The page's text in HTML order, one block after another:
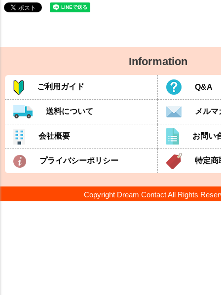
Information
ご利用ガイド Q&A
送料について メル
会社概要 お問い
プライバシーポリシー 特定商
Copyright Dream Contact All Rights